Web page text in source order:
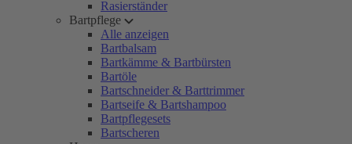
Rasierständer
Bartpflege
Alle anzeigen
Bartbalsam
Bartkämme & Bartbürsten
Bartöle
Bartschneider & Barttrimmer
Bartseife & Bartshampoo
Bartpflegesets
Bartscheren